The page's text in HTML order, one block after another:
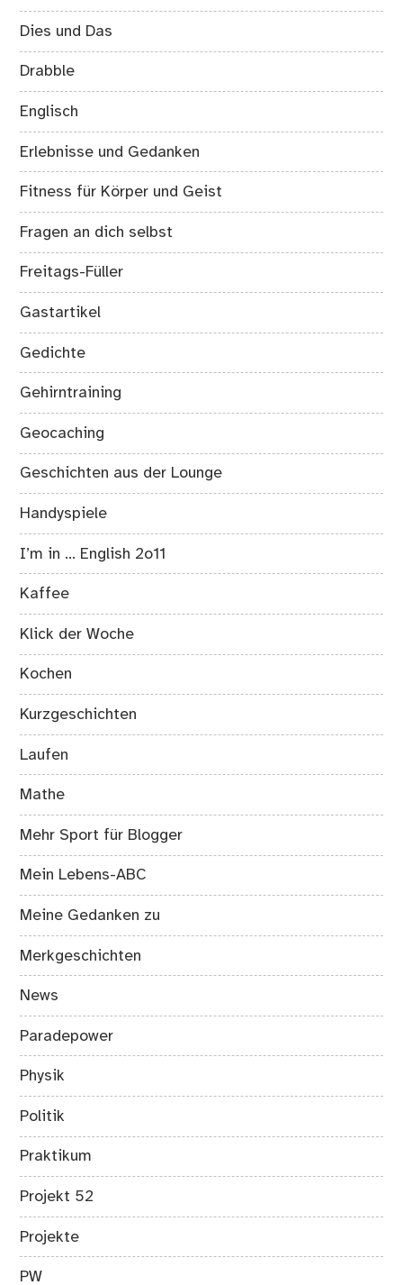
Dies und Das
Drabble
Englisch
Erlebnisse und Gedanken
Fitness für Körper und Geist
Fragen an dich selbst
Freitags-Füller
Gastartikel
Gedichte
Gehirntraining
Geocaching
Geschichten aus der Lounge
Handyspiele
I’m in … English 2o11
Kaffee
Klick der Woche
Kochen
Kurzgeschichten
Laufen
Mathe
Mehr Sport für Blogger
Mein Lebens-ABC
Meine Gedanken zu
Merkgeschichten
News
Paradepower
Physik
Politik
Praktikum
Projekt 52
Projekte
PW